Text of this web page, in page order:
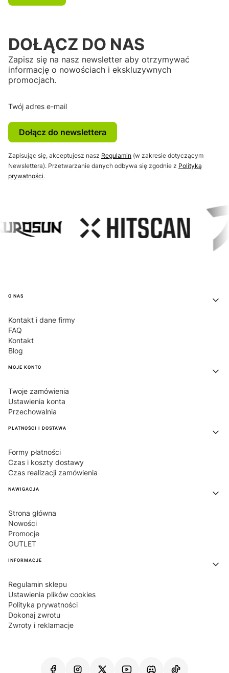
DOŁĄCZ DO NAS
Zapisz się na nasz newsletter aby otrzymywać
informację o nowościach i ekskluzywnych
promocjach.
Twój adres e-mail
Dołącz do newslettera
Zapisując się, akceptujesz nasz Regulamin (w zakresie dotyczącym
Newslettera). Przetwarzanie danych odbywa się zgodnie z Polityką
prywatności.
Linki w stopce
O NAS
Kontakt i dane firmy
FAQ
Kontakt
Blog
MOJE KONTO
Twoje zamówienia
Ustawienia konta
Przechowalnia
PŁATNOŚCI I DOSTAWA
Formy płatności
Czas i koszty dostawy
Czas realizacji zamówienia
NAWIGACJA
Strona główna
Nowości
Promocje
OUTLET
INFORMACJE
Regulamin sklepu
Ustawienia plików cookies
Polityka prywatności
Dokonaj zwrotu
Zwroty i reklamacje